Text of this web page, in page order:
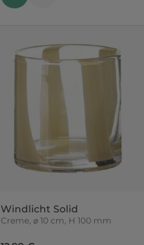
Windlicht Solid
Creme, ⌀ 10 cm, H 100 mm